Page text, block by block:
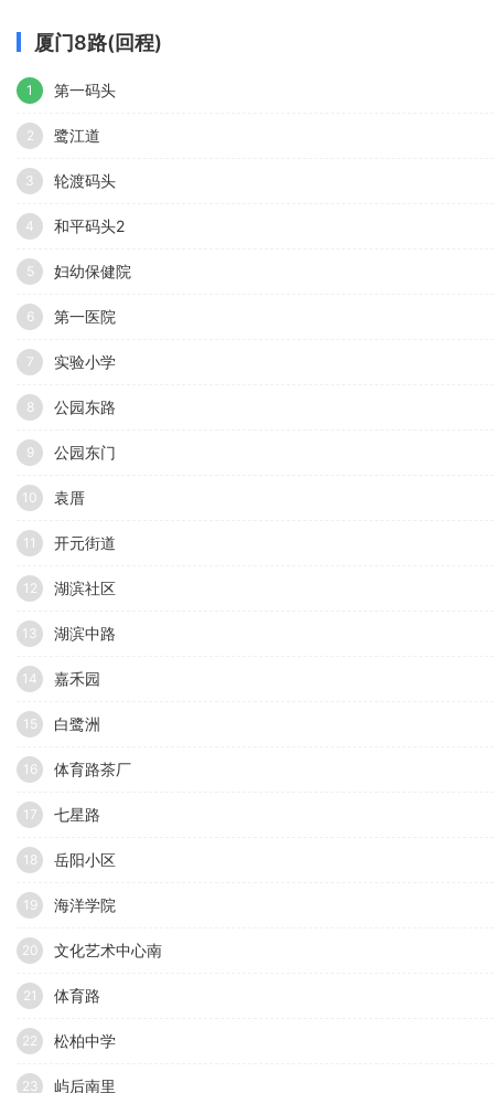
厦门8路(回程)
1 第一码头
2 鹭江道
3 轮渡码头
4 和平码头2
5 妇幼保健院
6 第一医院
7 实验小学
8 公园东路
9 公园东门
10 袁厝
11 开元街道
12 湖滨社区
13 湖滨中路
14 嘉禾园
15 白鹭洲
16 体育路茶厂
17 七星路
18 岳阳小区
19 海洋学院
20 文化艺术中心南
21 体育路
22 松柏中学
23 屿后南里